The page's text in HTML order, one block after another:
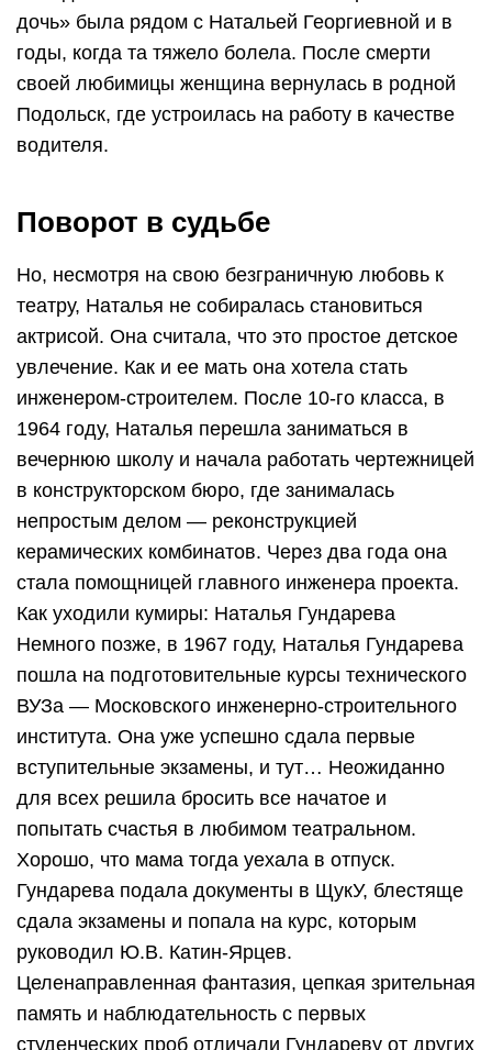
дочь» была рядом с Натальей Георгиевной и в
годы, когда та тяжело болела. После смерти
своей любимицы женщина вернулась в родной
Подольск, где устроилась на работу в качестве
водителя.
Поворот в судьбе
Но, несмотря на свою безграничную любовь к
театру, Наталья не собиралась становиться
актрисой. Она считала, что это простое детское
увлечение. Как и ее мать она хотела стать
инженером-строителем. После 10-го класса, в
1964 году, Наталья перешла заниматься в
вечернюю школу и начала работать чертежницей
в конструкторском бюро, где занималась
непростым делом — реконструкцией
керамических комбинатов. Через два года она
стала помощницей главного инженера проекта.
Как уходили кумиры: Наталья Гундарева
Немного позже, в 1967 году, Наталья Гундарева
пошла на подготовительные курсы технического
ВУЗа — Московского инженерно-строительного
института. Она уже успешно сдала первые
вступительные экзамены, и тут… Неожиданно
для всех решила бросить все начатое и
попытать счастья в любимом театральном.
Хорошо, что мама тогда уехала в отпуск.
Гундарева подала документы в ЩукУ, блестяще
сдала экзамены и попала на курс, которым
руководил Ю.В. Катин-Ярцев.
Целенаправленная фантазия, цепкая зрительная
память и наблюдательность с первых
студенческих проб отличали Гундареву от других